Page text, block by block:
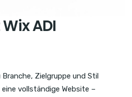
ADI
Zielgruppe und Stil
vollständige Website –